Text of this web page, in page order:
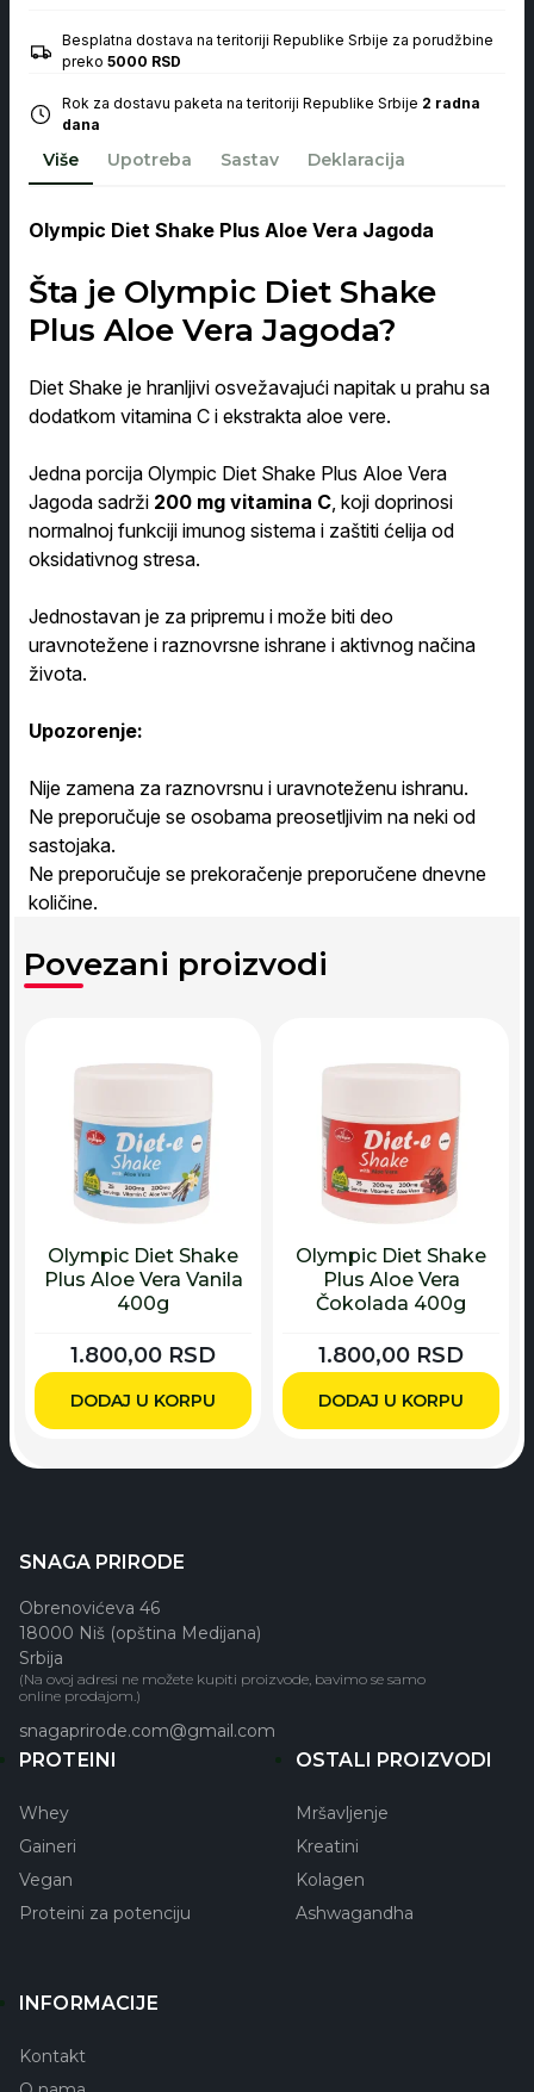
Aloe
Vera
Jagoda
400g
količina
Besplatna dostava na teritoriji Republike Srbije za porudžbine
preko 5000 RSD
Rok za dostavu paketa na teritoriji Republike Srbije 2 radna
dana
Više Upotreba Sastav Deklaracija
Olympic Diet Shake Plus Aloe Vera Jagoda
Šta je Olympic Diet Shake
Plus Aloe Vera Jagoda?
Diet Shake je hranljivi osvežavajući napitak u prahu sa
dodatkom vitamina C i ekstrakta aloe vere.
Jedna porcija Olympic Diet Shake Plus Aloe Vera
Jagoda sadrži 200 mg vitamina C, koji doprinosi
normalnoj funkciji imunog sistema i zaštiti ćelija od
oksidativnog stresa.
Jednostavan je za pripremu i može biti deo
uravnotežene i raznovrsne ishrane i aktivnog načina
života.
Upozorenje:
Nije zamena za raznovrsnu i uravnoteženu ishranu.
Ne preporučuje se osobama preosetljivim na neki od
sastojaka.
Ne preporučuje se prekoračenje preporučene dnevne
količine.
Povezani proizvodi
Olympic Diet Shake
Plus Aloe Vera Vanila
400g
1.800,00 RSD
DODAJ U KORPU
Olympic Diet Shake
Plus Aloe Vera
Čokolada 400g
1.800,00 RSD
DODAJ U KORPU
SNAGA PRIRODE
Obrenovićeva 46
18000 Niš (opština Medijana)
Srbija
(Na ovoj adresi ne možete kupiti proizvode, bavimo se samo
online prodajom.)
snagaprirode.com@gmail.com
PROTEINI
Whey
Gaineri
Vegan
Proteini za potenciju
OSTALI PROIZVODI
Mršavljenje
Kreatini
Kolagen
Ashwagandha
INFORMACIJE
Kontakt